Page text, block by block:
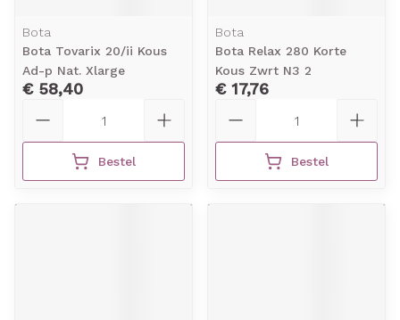
Bota
Bota Tovarix 20/ii Kous
Ad-p Nat. Xlarge
€ 58,40
Bestel
Bota
Bota Relax 280 Korte
Kous Zwrt N3 2
€ 17,76
Bestel